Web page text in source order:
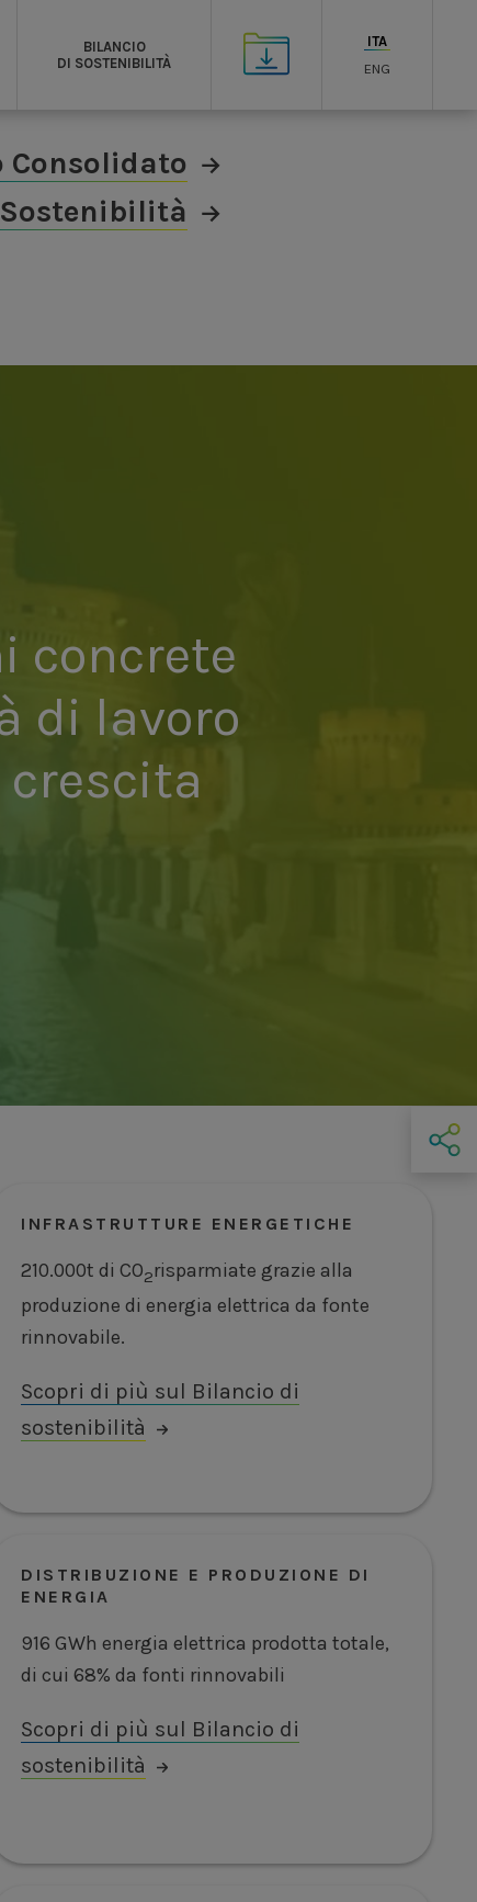
BILANCIO
DI SOSTENIBILITÀ
ITA
ENG
Consolidato
concrete
di lavoro
INFRASTRUTTURE ENERGETICHE
210.000t di CO2risparmiate grazie alla
produzione di energia elettrica da fonte
rinnovabile.
Scopri di più sul Bilancio di
sostenibilità
DISTRIBUZIONE E PRODUZIONE DI
ENERGIA
916 GWh energia elettrica prodotta totale,
di cui 68% da fonti rinnovabili
Scopri di più sul Bilancio di
sostenibilità